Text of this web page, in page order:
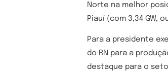
Norte na melhor
Piauí (com 3,34 GW,
Para a presidente
do RN para a
destaque para o